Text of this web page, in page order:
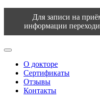
Для записи на
информации
О докторе
Сертификаты
Отзывы
Контакты